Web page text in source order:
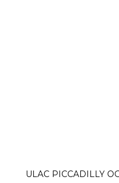
ULAC PICCADILLY